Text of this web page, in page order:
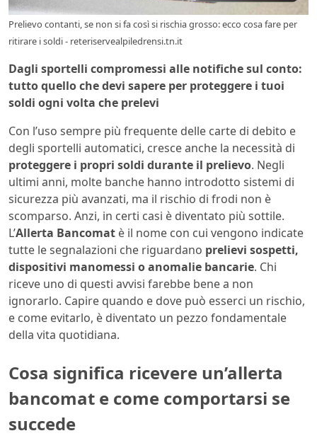
Prelievo contanti, se non si fa così si rischia grosso: ecco cosa fare per
ritirare i soldi - reteriservealpiledrensi.tn.it
Dagli sportelli compromessi alle notifiche sul conto:
tutto quello che devi sapere per proteggere i tuoi
soldi ogni volta che prelevi
Con l’uso sempre più frequente delle carte di debito e
degli sportelli automatici, cresce anche la necessità di
proteggere i propri soldi durante il prelievo. Negli
ultimi anni, molte banche hanno introdotto sistemi di
sicurezza più avanzati, ma il rischio di frodi non è
scomparso. Anzi, in certi casi è diventato più sottile.
L’Allerta Bancomat è il nome con cui vengono indicate
tutte le segnalazioni che riguardano prelievi sospetti,
dispositivi manomessi o anomalie bancarie. Chi
riceve uno di questi avvisi farebbe bene a non
ignorarlo. Capire quando e dove può esserci un rischio,
e come evitarlo, è diventato un pezzo fondamentale
della vita quotidiana.
Cosa significa ricevere un’allerta
bancomat e come comportarsi se
succede